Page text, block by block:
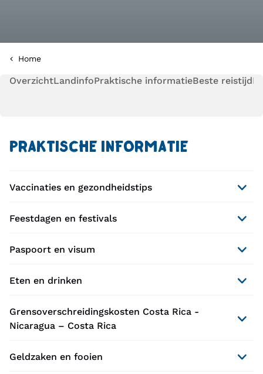
Home
OverzichtLandinfoPraktische informatieBeste reistijd
PRAKTISCHE INFORMATIE
Vaccinaties en gezondheidstips
Feestdagen en festivals
Paspoort en visum
Eten en drinken
Grensoverschreidingskosten Costa Rica -
Nicaragua – Costa Rica
Geldzaken en fooien